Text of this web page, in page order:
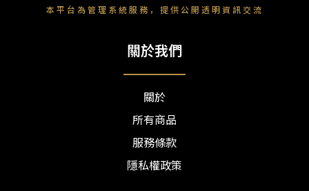
本平台為管理系統服務，提供公開透明資訊交流
關於我們
關於
所有商品
服務條款
隱私權政策